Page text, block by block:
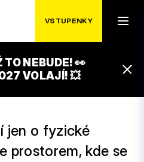
VSTUPENKY
TO NEBUDE! 👀
VOLAJÍ! 💥
V
VĚKU
jen o fyzické
prostorem, kde se